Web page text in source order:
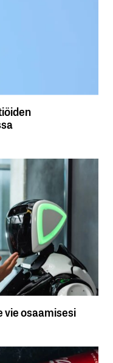
vie osaamisesi